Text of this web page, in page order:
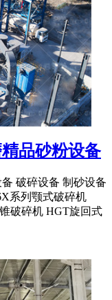
品砂粉设备
破碎设备 制砂设备
系列颚式破碎机
破碎机 HGT旋回式